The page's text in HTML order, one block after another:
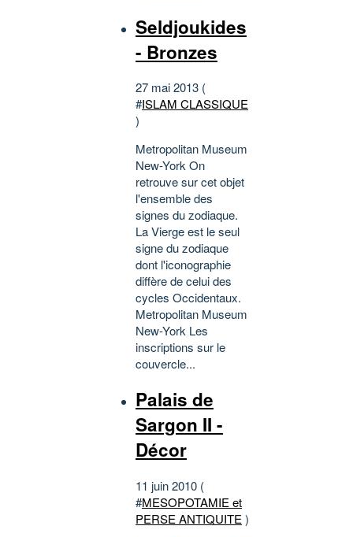
Seldjoukides
- Bronzes
27 mai 2013 (
#ISLAM CLASSIQUE
)
Metropolitan Museum
New-York On
retrouve sur cet objet
l'ensemble des
signes du zodiaque.
La Vierge est le seul
signe du zodiaque
dont l'iconographie
diffère de celui des
cycles Occidentaux.
Metropolitan Museum
New-York Les
inscriptions sur le
couvercle...
Palais de
Sargon II -
Décor
11 juin 2010 (
#MESOPOTAMIE et
PERSE ANTIQUITE )